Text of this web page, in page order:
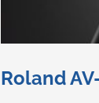
Roland